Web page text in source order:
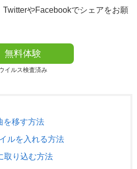
やFacebookでシェアをお願
無料体験
イルス検査済み
を移す方法
ルを入れる方法
取り込む方法